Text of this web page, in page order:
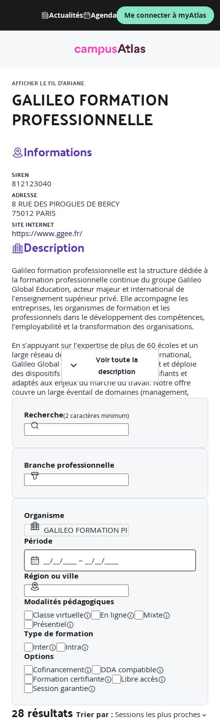
Actualités Agenda Me connecter à myAtlas
AFFICHER LE FIL D'ARIANE
GALILEO FORMATION
PROFESSIONNELLE
Informations
SIREN
812123040
ADRESSE
8 RUE DES PIROGUES DE BERCY
75012 PARIS
SITE INTERNET
https://www.ggee.fr/
Description
Galileo formation professionnelle est la structure dédiée à
la formation professionnelle continue du groupe Galileo
Global Education, acteur majeur et international de
l’enseignement supérieur privé. Elle accompagne les
entreprises, les organismes de formation et les
professionnels dans le développement des compétences,
l’employabilité et la transformation des organisations.
En s’appuyant sur l’expertise de plus de 60 écoles et un
large réseau de campus en France et à l’international,
Galileo Global Education Entreprises conçoit et déploie
des dispositifs de formation innovants, certifiants et
adaptés aux enjeux du marché du travail. Notre offre
couvre un large éventail de domaines (management,
digital, business, création, etc.) et s’appuie sur des
modalités pédagogiques flexibles : présentiel, distanciel,
hybride, VAE ou encore parcours sur-mesure.
Notre mission est de permettre à chaque individu et à
chaque organisation de développer durablement ses
orientée compétences, concrète et directement connectée
aux besoins des entreprises.
Galileo formation professionnelle pilote également des
espace dédié à la sensibilisation, à la formation et à la
mise en situation autour des enjeux de cybersécurité,
permettant aux entreprises de renforcer concrètement la
résilience de leurs équipes face aux risques numériques.
Voir toute la
description
Recherche(2 caractères minimum)
Branche professionnelle
Organisme
Période
Région ou ville
Modalités pédagogiques
Classe virtuelle En ligne
Mixte
Présentiel
Type de formation
Inter Intra
Options
Cofinancement
DDA compatible
Formation certifiante
Libre accès
Session garantie
28 résultats Trier par : Sessions les plus proches